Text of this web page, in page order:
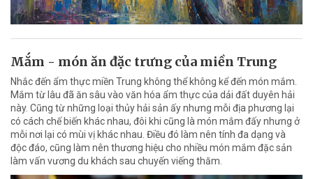
Mắm - món ăn đặc trưng của miền Trung
Nhắc đến ẩm thực miền Trung không thể không kể đến món mắm.
Mắm từ lâu đã ăn sâu vào văn hóa ẩm thực của dải đất duyên hải
này. Cũng từ những loại thủy hải sản ấy nhưng mỗi địa phương lại
có cách chế biến khác nhau, đôi khi cũng là món mắm đấy nhưng ở
mỗi nơi lại có mùi vị khác nhau. Điều đó làm nên tính đa dạng và
độc đáo, cũng làm nên thương hiệu cho nhiều món mắm đặc sản
làm vấn vương du khách sau chuyến viếng thăm.